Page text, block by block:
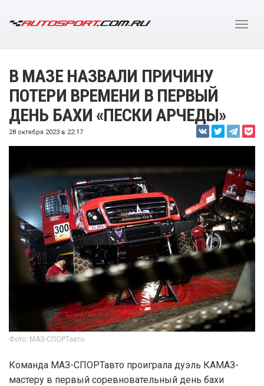
В МАЗЕ НАЗВАЛИ ПРИЧИНУ
ПОТЕРИ ВРЕМЕНИ В ПЕРВЫЙ
ДЕНЬ БАХИ «ПЕСКИ АРЧЕДЫ»
28 октября 2023 в 22:17
Фото: МАЗ-СПОРТавто
Команда МАЗ-СПОРТавто проиграла дуэль КАМАЗ-
мастеру в первый соревновательный день бахи